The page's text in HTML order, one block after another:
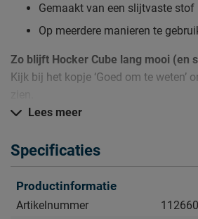
Gemaakt van een slijtvaste stof
Op meerdere manieren te
Zo blijft Hocker Cube lang mooi (en
Kijk bij het kopje ‘Goed om te weten’
Lees meer
Specificaties
Productinformatie
Artikelnummer